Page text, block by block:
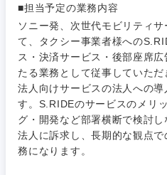
■担当予定の業務内容
ソニー発、次世代モビリティ
て、タクシー事業者様への
ス・決済サービス・後部座席
たる業務として従事していた
法人向けサービスの法人への
す。S.RIDEのサービスのメリ
グ・開発など部署横断で検討
法人に訴求し、長期的な観点
務になります。
SCM
人事
マーケテ
ィング
営業
M&A
経営
政策
人事
マーケティング
営業
サービス
クリエイティブ
素材・化学・金属
食品・化粧品・アパレ
メディカル・ヘルスケ
福島県
フリーワード
こだわり条件を
急募